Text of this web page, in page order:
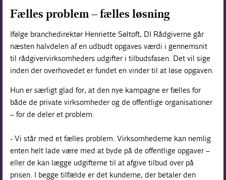
Fælles problem – fælles løsning
Ifølge branchedirektør Henriette Søltoft, DI Rådgiverne går
næsten halvdelen af en udbudt opgaves værdi i gennemsnit
til rådgivervirksomheders udgifter i tilbudsfasen. Det vil sige
inden der overhovedet er fundet en vinder til at løse opgaven.
Hun er særligt glad for, at den nye kampagne er fælles for
både de private virksomheder og de offentlige organisationer
– for de deler et problem.
- Vi står med et fælles problem. Virksomhederne kan nemlig
enten helt lade være med at byde på de offentlige opgaver –
eller de kan lægge udgifterne til at afgive tilbud over på
prisen. I begge tilfælde er det kunderne, der betaler den